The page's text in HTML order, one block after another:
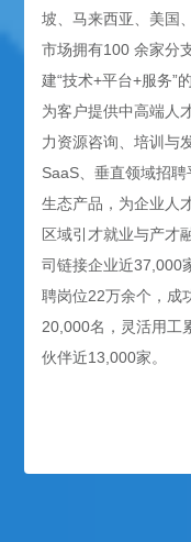
坡、马来西亚、美国
市场拥有100 余家分
建“技术+平台+服务”
为客户提供中高端人
力资源咨询、培训与
SaaS、垂直领域招
生态产品，为企业人
区域引才就业与产才
司链接企业近37,000
聘岗位22万余个，成
20,000名，灵活用工
伙伴近13,000家。